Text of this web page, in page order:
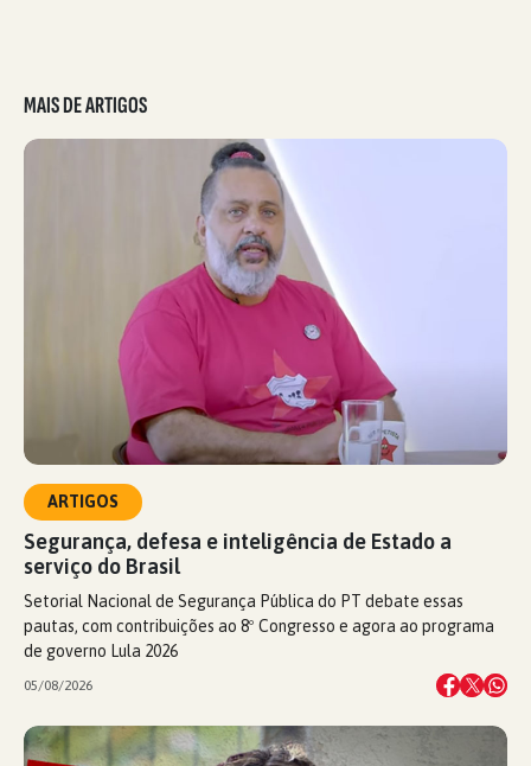
MAIS DE ARTIGOS
ARTIGOS
Segurança, defesa e inteligência de Estado a
serviço do Brasil
Setorial Nacional de Segurança Pública do PT debate essas
pautas, com contribuições ao 8º Congresso e agora ao programa
de governo Lula 2026
05/08/2026